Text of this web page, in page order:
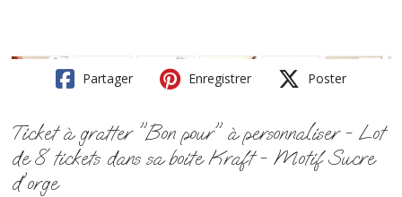
Partager Enregistrer Poster
Ticket à gratter "Bon pour" à personnaliser - Lot
de 8 tickets dans sa boite Kraft - Motif Sucre
d'orge